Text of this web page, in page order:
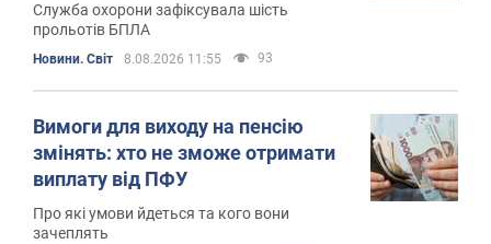
Служба охорони зафіксувала шість
прольотів БПЛА
Новини. Світ 8.08.2026 11:55 93
Вимоги для виходу на пенсію
змінять: хто не зможе отримати
виплату від ПФУ
Про які умови йдеться та кого вони
зачеплять